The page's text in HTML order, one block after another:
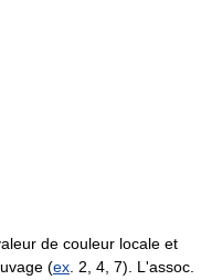
de couleur locale et
(ex . 2, 4, 7). L'assoc.